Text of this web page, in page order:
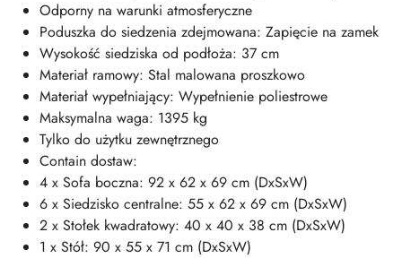
Odporny na warunki atmosferyczne
Poduszka do siedzenia zdejmowana: Zapięcie na zamek
Wysokość siedziska od podłoża: 37 cm
Materiał ramowy: Stal malowana proszkowo
Materiał wypełniający: Wypełnienie poliestrowe
Maksymalna waga: 1395 kg
Tylko do użytku zewnętrznego
Contain dostaw:
4 x Sofa boczna: 92 x 62 x 69 cm (DxSxW)
6 x Siedzisko centralne: 55 x 62 x 69 cm (DxSxW)
2 x Stołek kwadratowy: 40 x 40 x 38 cm (DxSxW)
1 x Stół: 90 x 55 x 71 cm (DxSxW)